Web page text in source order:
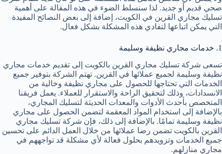
صحي قديم أو جديد. لذا سنسلط الضوء في هذه المقالة على أهمية
تسليك مجاري القرين في الكويت، إضافة إلى بعض النصائح المفيدة
التي يمكن اتباعها لتفادي هذه المشكلة بشكل فعال.
1. خدمات مجاري نظيفة وسليمة
تسعى شركة تسليك مجاري القرين بالكويت إلى تقديم خدمات مجاري
نظيفة وسليمة لجميع عملائها في القرين. تهتم الشركة بتوفير جميع
الخدمات التي تحتاجها للحصول على مجاري نظيفة وخالية من
الانسدادات، وذلك لتحقيق الراحة والاستقرار للعملاء. يعمل فريقنا
المتخصص بأحدث الأدوات والمعدات الحديثة لتسليك المجاري،
بالإضافة إلى استخدام المواد المعقمة لتضمن الحصول على مجاري
نظيفة وسليمة تمامًا. بالإضافة إلى ذلك، فإن شركة تسليك مجاري
القرين بالكويت تضمن رضا عملائها من خلال العمل الدائم على تحسين
جميع الخدمات وتزويدهم بحلول فعالة لأي مشكلة قد تواجههم في
مجاري منازلهم.